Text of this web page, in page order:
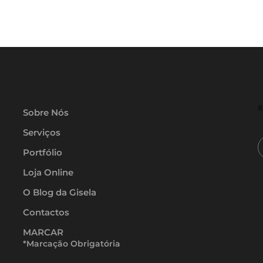
Sobre Nós
Serviços
Portfólio
Loja Online
O Blog da Gisela
Contactos
MARCAR
*Marcação Obrigatória